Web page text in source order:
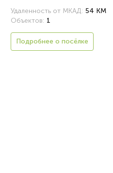
Удаленность от МКАД: 54 КМ
Объектов: 1
Подробнее о посёлке